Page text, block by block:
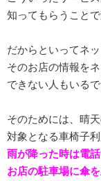
知ってもらうこと
だからといってネ
そのお店の情報を
できない人もいるで
そのためには、晴
対象となる車椅子
雨が降った時は電
お店の駐車場に傘